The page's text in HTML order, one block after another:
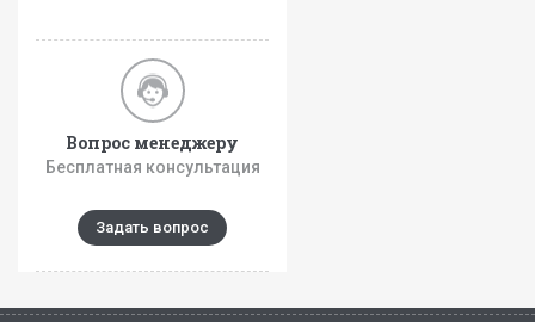
Вопрос менеджеру
Бесплатная консультация
Задать вопрос